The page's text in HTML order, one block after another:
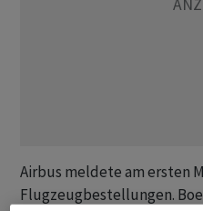
Airbus meldete am ersten
Flugzeugbestellungen.